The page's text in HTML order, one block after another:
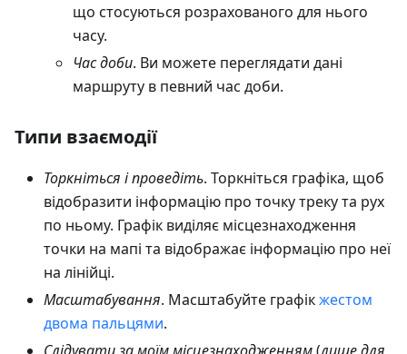
що стосуються розрахованого для нього
часу.
Час доби. Ви можете переглядати дані
маршруту в певний час доби.
Типи взаємодії
Торкніться і проведіть. Торкніться графіка, щоб
відобразити інформацію про точку треку та рух
по ньому. Графік виділяє місцезнаходження
точки на мапі та відображає інформацію про неї
на лінійці.
Масштабування. Масштабуйте графікжестом
двома пальцями.